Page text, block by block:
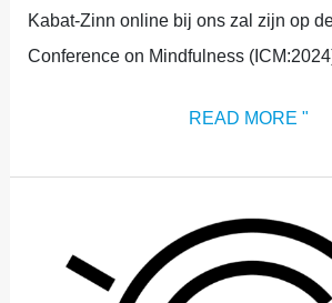
Kabat-Zinn online bij ons zal zijn op
Conference on Mindfulness
READ MORE "
ONDERDEEL
4:
BASIS,